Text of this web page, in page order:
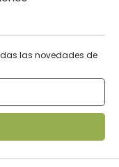
las novedades de